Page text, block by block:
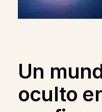
Un
oculto